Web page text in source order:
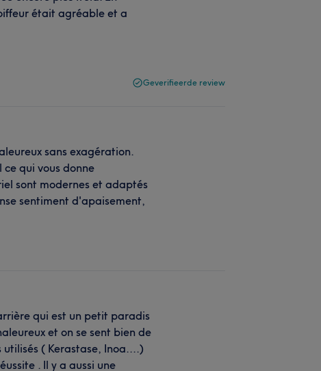
était agréable et a
Geverifieerde review
sans exagération.
qui vous donne
sont modernes et adaptés
sentiment d'apaisement,
qui est un petit paradis
et on se sent bien de
( Kerastase, Inoa....)
. Il y a aussi une